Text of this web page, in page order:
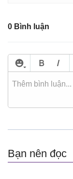
0 Bình luận
Bạn nên đọc